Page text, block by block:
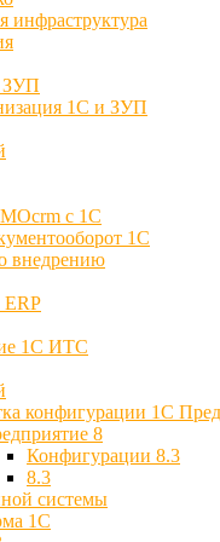
инфраструктура
ЗУП
1С и ЗУП
с 1C
1С
внедрению
1С ИТС
конфигурации 1С
8
Конфигурации 8.3
8.3
системы
1С